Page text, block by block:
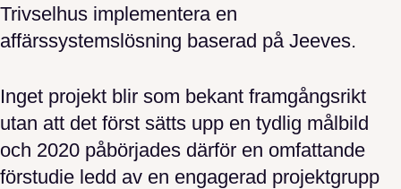
Trivselhus implementera en
affärssystemslösning baserad på Jeeves.
Inget projekt blir som bekant framgångsrikt
utan att det först sätts upp en tydlig målbild
och 2020 påbörjades därför en omfattande
förstudie ledd av en engagerad projektgrupp